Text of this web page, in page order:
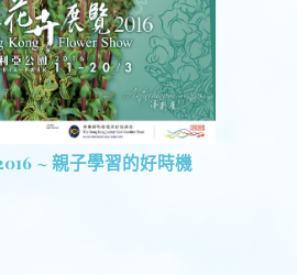
~ 親子學習的好時機